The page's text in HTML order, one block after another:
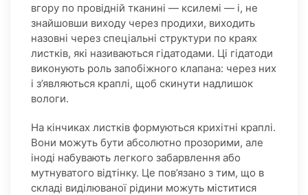
вгору по провідній тканині — ксилемі — і, не
знайшовши виходу через продихи, виходить
назовні через спеціальні структури по краях
листків, які називаються гідатодами. Ці гідатоди
виконують роль запобіжного клапана: через них
і з’являються краплі, щоб скинути надлишок
вологи.
На кінчиках листків формуються крихітні краплі.
Вони можуть бути абсолютно прозорими, але
іноді набувають легкого забарвлення або
мутнуватого відтінку. Це пов’язано з тим, що в
складі виділюваної рідини можуть міститися